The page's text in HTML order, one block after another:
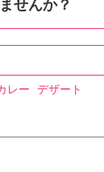
せんか？
レー デザート